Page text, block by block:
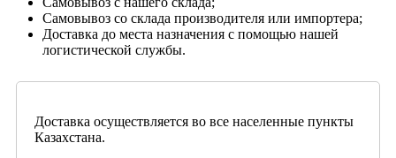
Самовывоз со склада производителя или импортера;
Доставка до места назначения с помощью нашей
логистической службы.
Доставка осуществляется во все населенные пункты
Казахстана.